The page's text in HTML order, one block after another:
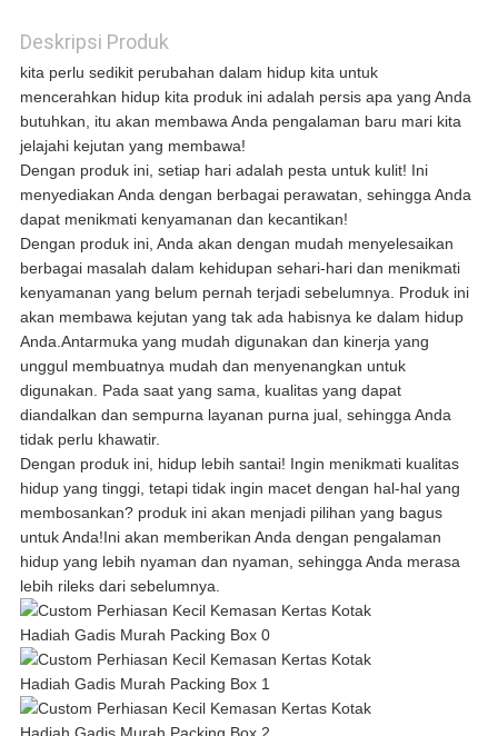
SITEMAP
KEBIJAKAN
PRIVASI
Deskripsi Produk
kita perlu sedikit perubahan dalam hidup kita untuk
mencerahkan hidup kita produk ini adalah persis apa yang Anda
butuhkan, itu akan membawa Anda pengalaman baru mari kita
jelajahi kejutan yang membawa!
Dengan produk ini, setiap hari adalah pesta untuk kulit! Ini
menyediakan Anda dengan berbagai perawatan, sehingga Anda
dapat menikmati kenyamanan dan kecantikan!
Dengan produk ini, Anda akan dengan mudah menyelesaikan
berbagai masalah dalam kehidupan sehari-hari dan menikmati
kenyamanan yang belum pernah terjadi sebelumnya. Produk ini
akan membawa kejutan yang tak ada habisnya ke dalam hidup
Anda.Antarmuka yang mudah digunakan dan kinerja yang
unggul membuatnya mudah dan menyenangkan untuk
digunakan. Pada saat yang sama, kualitas yang dapat
diandalkan dan sempurna layanan purna jual, sehingga Anda
tidak perlu khawatir.
Dengan produk ini, hidup lebih santai! Ingin menikmati kualitas
hidup yang tinggi, tetapi tidak ingin macet dengan hal-hal yang
membosankan? produk ini akan menjadi pilihan yang bagus
untuk Anda!Ini akan memberikan Anda dengan pengalaman
hidup yang lebih nyaman dan nyaman, sehingga Anda merasa
lebih rileks dari sebelumnya.